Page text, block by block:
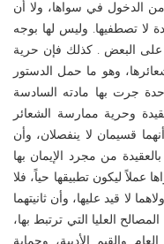
من الدخول في سواها، ولا أن
لا تصطفيها. وليس لها بوجه
على البعض . كذلك فإن حرية
وهو ما حمل الدستور
جرت بها مادته السادسة
وحرية ممارسة الشعائر
قسيمان لا ينفصلان، وأن
بالعقيدة من مجرد الإيمان بها
عملاً ليكون تطبيقها حياً، فلا
لا قيد عليها، وأن ثانيتهما
العليا التي ترتبط بها،
والقيم الأدبية، وحماية